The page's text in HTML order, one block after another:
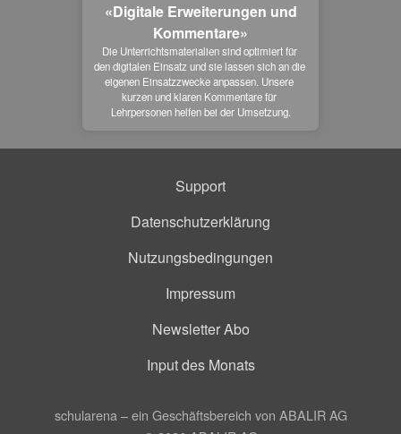
«Digitale Erweiterungen und
Kommentare»
Die Unterrichtsmaterialien sind optimiert für
den digitalen Einsatz und sie lassen sich an die
eigenen Einsatzzwecke anpassen. Unsere
kurzen und klaren Kommentare für
Lehrpersonen helfen bei der Umsetzung.
Support
Datenschutzerklärung
Nutzungsbedingungen
Impressum
Newsletter Abo
Input des Monats
schularena – ein Geschäftsbereich von ABALIR AG